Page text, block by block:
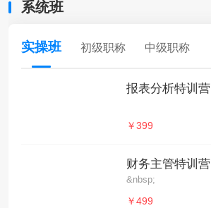
系统班
实操班 初级职称 中级职称
报表分析特训营
￥399
财务主管特训营
&nbsp;
￥499